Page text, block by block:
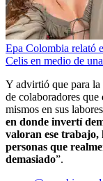
Epa Colombia relató
Celis en medio de
Y advirtió que para la
de colaboradores
mismos en sus
en donde invertí
valoran ese trabajo,
personas que
demasiado”.